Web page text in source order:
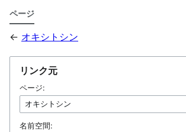
ページ
← オキシトシン
リンク元
ページ:
名前空間: